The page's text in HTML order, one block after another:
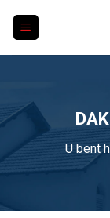
U bent